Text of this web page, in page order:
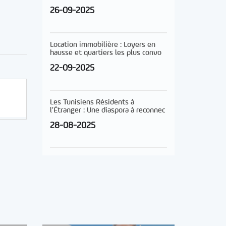
26-09-2025
Location immobilière : Loyers en
hausse et quartiers les plus convo
22-09-2025
Les Tunisiens Résidents à
l’Étranger : Une diaspora à reconnec
28-08-2025